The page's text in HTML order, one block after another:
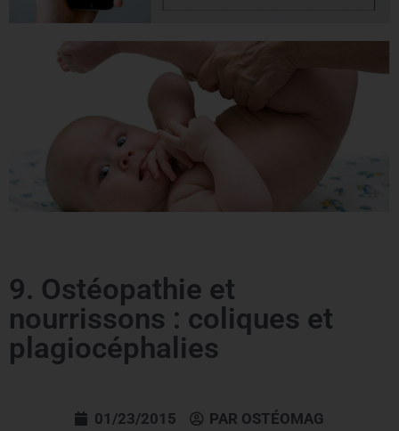
9. Ostéopathie et
nourrissons : coliques et
plagiocéphalies
01/23/2015 PAR OSTÉOMAG